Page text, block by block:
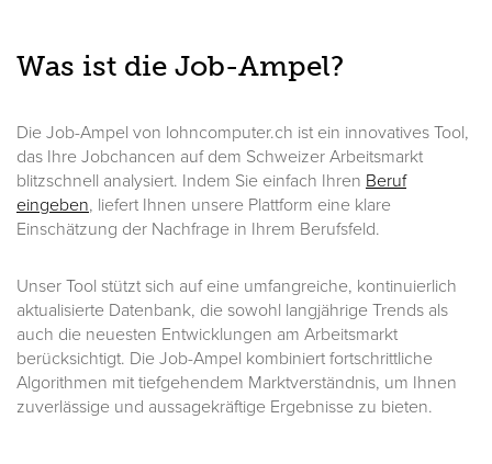
Was ist die Job-Ampel?
Die Job-Ampel von lohncomputer.ch ist ein innovatives Tool,
das Ihre Jobchancen auf dem Schweizer Arbeitsmarkt
blitzschnell analysiert. Indem Sie einfach Ihren Beruf
eingeben, liefert Ihnen unsere Plattform eine klare
Einschätzung der Nachfrage in Ihrem Berufsfeld.
Unser Tool stützt sich auf eine umfangreiche, kontinuierlich
aktualisierte Datenbank, die sowohl langjährige Trends als
auch die neuesten Entwicklungen am Arbeitsmarkt
berücksichtigt. Die Job-Ampel kombiniert fortschrittliche
Algorithmen mit tiefgehendem Marktverständnis, um Ihnen
zuverlässige und aussagekräftige Ergebnisse zu bieten.